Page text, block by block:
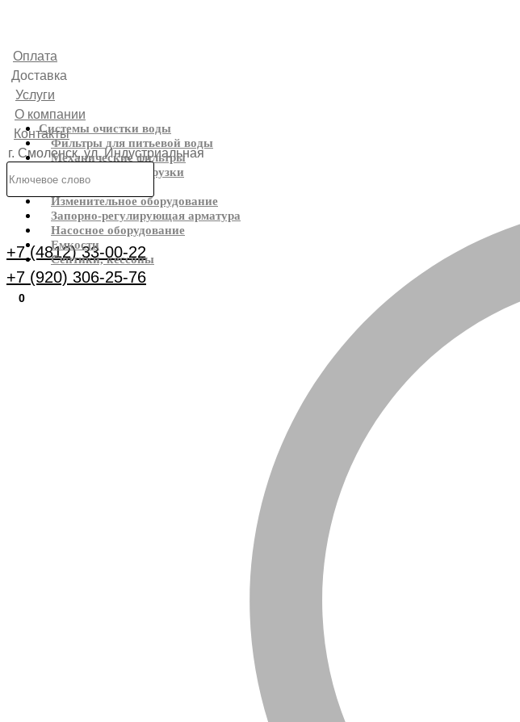
Оплата
Доставка
Услуги
О компании
Контакты
г. Смоленск, ул. Индустриальная
Каталог
+7 (4812) 33-00-22
+7 (920) 306-25-76
0
Системы очистки воды
Фильтры для питьевой воды
Механические фильтры
Фильтрующие загрузки
Реагенты
Изменительное оборудование
Запорно-регулирующая арматура
Насосное оборудование
Емкости
Септики, кессоны